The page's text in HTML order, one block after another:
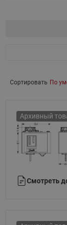
Сортировать По
Архивный
Смотреть